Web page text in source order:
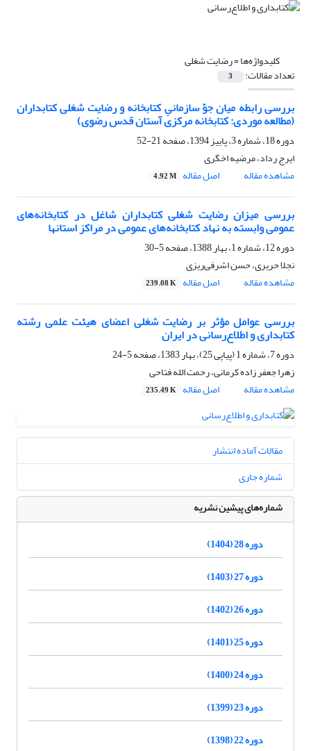
کلیدواژه‌ها =رضایت شغلی
تعداد مقالات: 3
بررسی رابطه میان جوّ سازمانیِ کتابخانه و رضایت شغلی کتابداران
(مطالعه موردی: کتابخانه مرکزی آستان قدس رضوی)
دوره 18، شماره 3، پاییز 1394، صفحه
21-52
ایرج رداد، مرضیه اخگری
مشاهده مقاله
اصل مقاله 4.92 M
بررسی میزان رضایت شغلی کتابداران شاغل در کتابخانه‌های
عمومی وابسته به نهاد کتابخانه‌های عمومی در مراکز استانها
دوره 12، شماره 1، بهار 1388، صفحه
5-30
نجلا حریری، حسن اشرفی‌ریزی
مشاهده مقاله
اصل مقاله 239.08 K
بررسی عوامل مؤثر بر رضایت شغلی اعضای هیئت علمی رشته
کتابداری و اطلاع‌رسانی در ایران
دوره 7، شماره 1 (پیاپی 25)، بهار 1383، صفحه
5-24
زهرا جعفر زاده کرمانی، رحمت الله فتاحی
مشاهده مقاله
اصل مقاله 235.49 K
مقالات آماده انتشار
شماره جاری
شماره‌های پیشین نشریه
دوره 28 (1404)
دوره 27 (1403)
دوره 26 (1402)
دوره 25 (1401)
دوره 24 (1400)
دوره 23 (1399)
دوره 22 (1398)